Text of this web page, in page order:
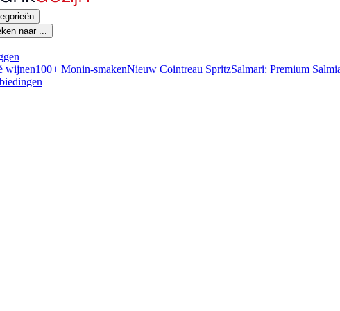
naar ...
wijnen100+ Monin-smakenNieuw Cointreau SpritzSalmari: Premium